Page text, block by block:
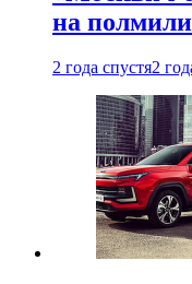
на
2 года спустя2